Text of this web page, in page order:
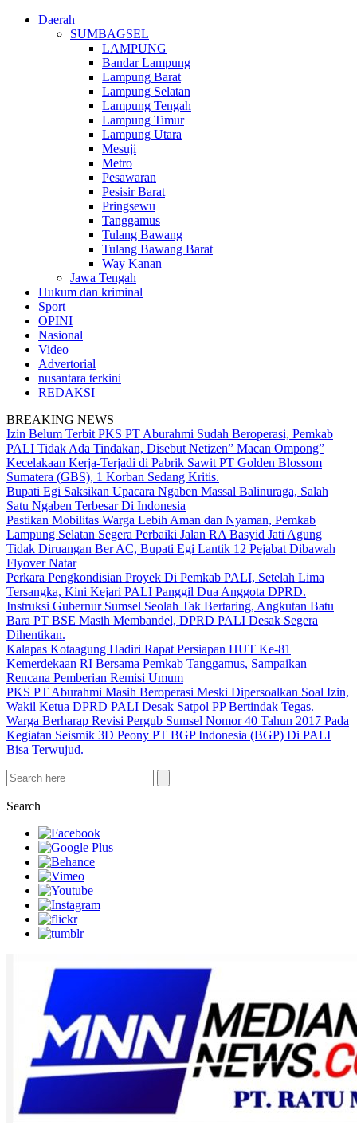
Daerah
SUMBAGSEL
LAMPUNG
Bandar Lampung
Lampung Barat
Lampung Selatan
Lampung Tengah
Lampung Timur
Lampung Utara
Mesuji
Metro
Pesawaran
Pesisir Barat
Pringsewu
Tanggamus
Tulang Bawang
Tulang Bawang Barat
Way Kanan
Jawa Tengah
Hukum dan kriminal
Sport
OPINI
Nasional
Video
Advertorial
nusantara terkini
REDAKSI
BREAKING NEWS
Izin Belum Terbit PKS PT Aburahmi Sudah Beroperasi, Pemkab
PALI Tidak Ada Tindakan, Disebut Netizen” Macan Ompong”
Kecelakaan Kerja-Terjadi di Pabrik Sawit PT Golden Blossom
Sumatera (GBS), 1 Korban Sedang Kritis.
Bupati Egi Saksikan Upacara Ngaben Massal Balinuraga, Salah
Satu Ngaben Terbesar Di Indonesia
Pastikan Mobilitas Warga Lebih Aman dan Nyaman, Pemkab
Lampung Selatan Segera Perbaiki Jalan RA Basyid Jati Agung
Tidak Diruangan Ber AC, Bupati Egi Lantik 12 Pejabat Dibawah
Flyover Natar
Perkara Pengkondisian Proyek Di Pemkab PALI, Setelah Lima
Tersangka, Kini Kejari PALI Panggil Dua Anggota DPRD.
Instruksi Gubernur Sumsel Seolah Tak Bertaring, Angkutan Batu
Bara PT BSE Masih Membandel, DPRD PALI Desak Segera
Dihentikan.
Kalapas Kotaagung Hadiri Rapat Persiapan HUT Ke-81
Kemerdekaan RI Bersama Pemkab Tanggamus, Sampaikan
Rencana Pemberian Remisi Umum
PKS PT Aburahmi Masih Beroperasi Meski Dipersoalkan Soal Izin,
Wakil Ketua DPRD PALI Desak Satpol PP Bertindak Tegas.
Warga Berharap Revisi Pergub Sumsel Nomor 40 Tahun 2017 Pada
Kegiatan Seismik 3D Peony PT BGP Indonesia (BGP) Di PALI
Bisa Terwujud.
Search